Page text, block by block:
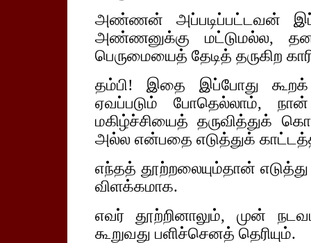
அண்ணன் அப்படிப்பட்டவன்
அண்ணனுக்கு மட்டுமல்ல,
பெருமையைத் தேடித் தருகிற
தம்பி! இதை இப்போது
ஏவப்படும் போதெல்லாம்,
மகிழ்ச்சியைத் தருவித்துக்
அல்ல என்பதை எடுத்துக்
எந்தத் தூற்றலையும்தான் எடுத்து
விளக்கமாக.
எவர் தூற்றினாலும், முன்
கூறுவது பளிச்செனத் தெரியும்.